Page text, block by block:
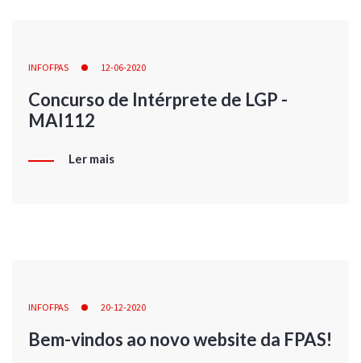
INFOFPAS 12-06-2020
Concurso de Intérprete de LGP -
MAI112
Ler mais
INFOFPAS 20-12-2020
Bem-vindos ao novo website da FPAS!